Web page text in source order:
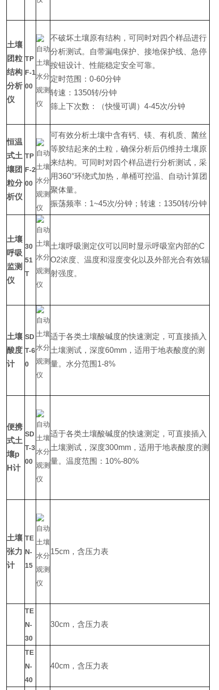
土壤
团粒
结构
分析
仪
TP
F-1
00
不破坏土壤原有结构，可同时对四个样品进行
分析测试。自带漏电保护、接地保护线、急停
按钮设计、性能稳定安全可靠。
定时范围：0-60分钟
转速：1350转/分钟
筛上下次数：（快慢可调）4-45次/分钟
恒温
式土
壤团
粒分
析仪
TP
F-2
00
可有效分析土壤中含有钙、镁、有机质、菌丝
等胶结起来的土粒，确保分析后仍维持土壤原
来结构。可同时对四个样品进行分析测试，采
用360°环绕式加热，单桶可控温、自动计算团
聚体量。
振荡频率：1~45次/分钟；转速：1350转/分钟
土壤
呼吸
监测
仪
30
51
T
土壤呼吸测定仪可以同时显示呼吸室内部的C
O2浓度、温度和湿度变化以及外部光合有效辐
射强度。
土壤
酸度
计
SD
T-6
0
适于各类土壤酸碱度的快速测定，可直接插入
土壤测试，深度60mm，适用于地表酸度的测
量。水分范围1-8%
便携
式土
壤p
H计
SD
T-3
00
适于各类土壤酸碱度的快速测定，可直接插入
土壤测试，深度300mm，适用于地表酸度的测
量。温度范围：10%-80%
土壤
张力
计
TE
N-
15
15cm，含压力表
TE
N-
30
30cm，含压力表
TE
N-
40
40cm，含压力表